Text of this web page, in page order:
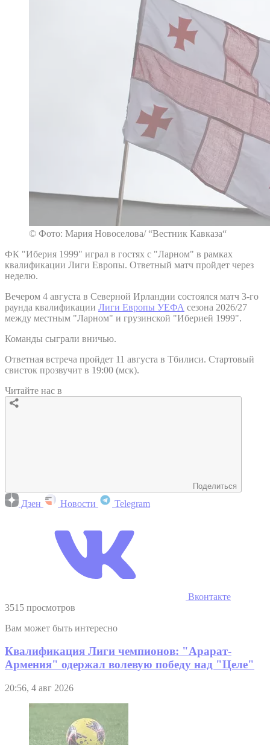
© Фото: Мария Новоселова/ “Вестник Кавказа“
ФК "Иберия 1999" играл в гостях с "Ларном" в рамках
квалификации Лиги Европы. Ответный матч пройдет через
неделю.
Вечером 4 августа в Северной Ирландии состоялся матч 3-го
раунда квалификации Лиги Европы УЕФА сезона 2026/27
между местным "Ларном" и грузинской "Иберией 1999".
Команды сыграли вничью.
Ответная встреча пройдет 11 августа в Тбилиси. Стартовый
свисток прозвучит в 19:00 (мск).
Читайте нас в
Поделиться
Дзен Новости Telegram
Вконтакте
3515 просмотров
Вам может быть интересно
Квалификация Лиги чемпионов: "Арарат-
Армения" одержал волевую победу над "Целе"
20:56, 4 авг 2026